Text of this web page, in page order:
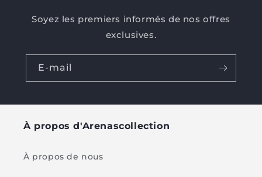
Soyez les premiers informés de nos offres
exclusives.
E-mail
À propos d'Arenascollection
À propos de nous